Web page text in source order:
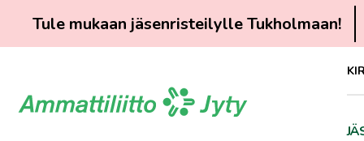
Tule mukaan jäsenristeilylle Tukholmaan!
sisältöön